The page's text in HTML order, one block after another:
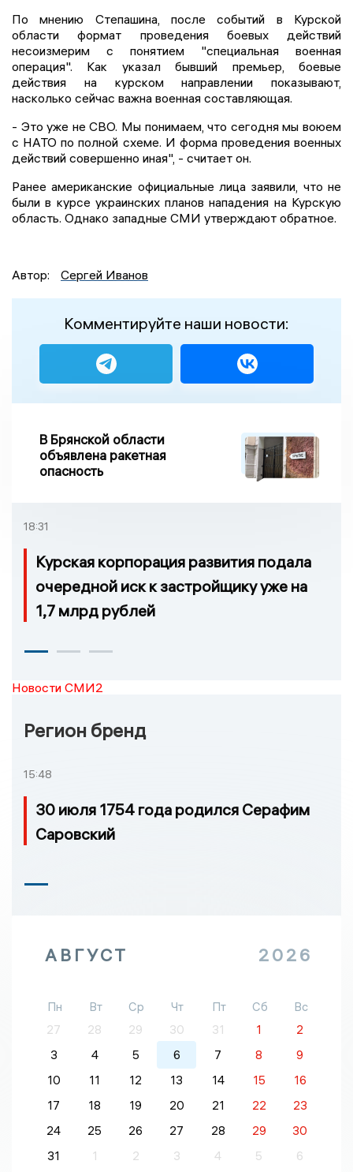
По мнению Степашина, после событий в Курской
области формат проведения боевых действий
несоизмерим с понятием "специальная военная
операция". Как указал бывший премьер, боевые
действия на курском направлении показывают,
насколько сейчас важна военная составляющая.
- Это уже не СВО. Мы понимаем, что сегодня мы воюем
с НАТО по полной схеме. И форма проведения военных
действий совершенно иная", - считает он.
Ранее американские официальные лица заявили, что не
были в курсе украинских планов нападения на Курскую
область. Однако западные СМИ утверждают обратное.
Автор: Сергей Иванов
Комментируйте наши новости:
В Брянской области
объявлена ракетная
опасность
18:31
Курская корпорация развития подала
очередной иск к застройщику уже на
1,7 млрд рублей
Новости СМИ2
Регион бренд
15:48
30 июля 1754 года родился Серафим
Саровский
АВГУСТ 2026
Пн Вт Ср Чт Пт Сб
Вс
27
28 29 30 31 1
2
3
4 5 6 7 8
9
10
11 12 13 14 15
16
17
18 19 20 21 22
23
24
25 26 27 28 29
30
31
1 2 3 4 5 6